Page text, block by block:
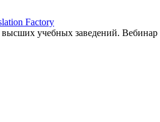
Factory
учебных заведений. Вебинар